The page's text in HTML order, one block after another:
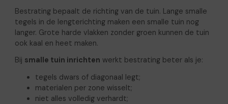
Bestrating bepaalt de richting van de tuin. Lange smalle
tegels in de lengterichting maken een smalle tuin nog
langer. Grote harde vlakken zonder groen kunnen de tuin
ook kaal en heet maken.
Bij smalle tuin inrichten werkt bestrating beter als je:
tegels dwars of diagonaal legt;
materialen per zone wisselt;
niet alles volledig verhardt;